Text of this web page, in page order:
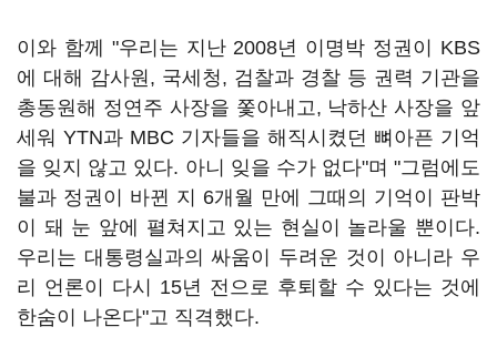
이와 함께 "우리는 지난 2008년 이명박 정권이 KBS
에 대해 감사원, 국세청, 검찰과 경찰 등 권력 기관을
총동원해 정연주 사장을 쫓아내고, 낙하산 사장을 앞
세워 YTN과 MBC 기자들을 해직시켰던 뼈아픈 기억
을 잊지 않고 있다. 아니 잊을 수가 없다"며 "그럼에도
불과 정권이 바뀐 지 6개월 만에 그때의 기억이 판박
이 돼 눈 앞에 펼쳐지고 있는 현실이 놀라울 뿐이다.
우리는 대통령실과의 싸움이 두려운 것이 아니라 우
리 언론이 다시 15년 전으로 후퇴할 수 있다는 것에
한숨이 나온다"고 직격했다.